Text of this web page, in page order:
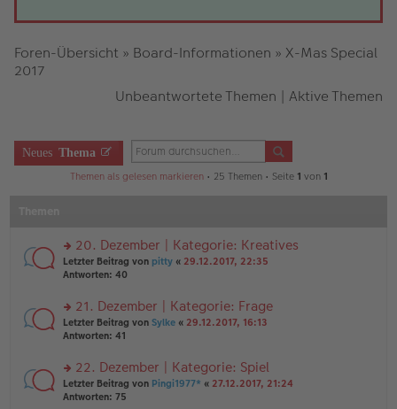
Foren-Übersicht » Board-Informationen » X-Mas Special
2017
Unbeantwortete Themen | Aktive Themen
Neues Thema
Themen als gelesen markieren• 25 Themen • Seite 1 von 1
rs
te
n
g
el
e
n
er
20. Dezember | Kategorie: Kreatives
Letzter Beitrag von pitty « 29.12.2017, 22:35
Antworten: 40
rs
te
n
g
el
21. Dezember | Kategorie: Frage
Letzter Beitrag von Sylke « 29.12.2017, 16:13
Antworten: 41
rs
te
22. Dezember | Kategorie: Spiel
Letzter Beitrag von Pingi1977* « 27.12.2017, 21:24
Antworten: 75